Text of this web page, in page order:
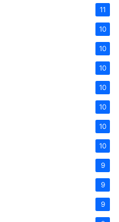
11
10
10
10
10
10
10
10
9
9
9